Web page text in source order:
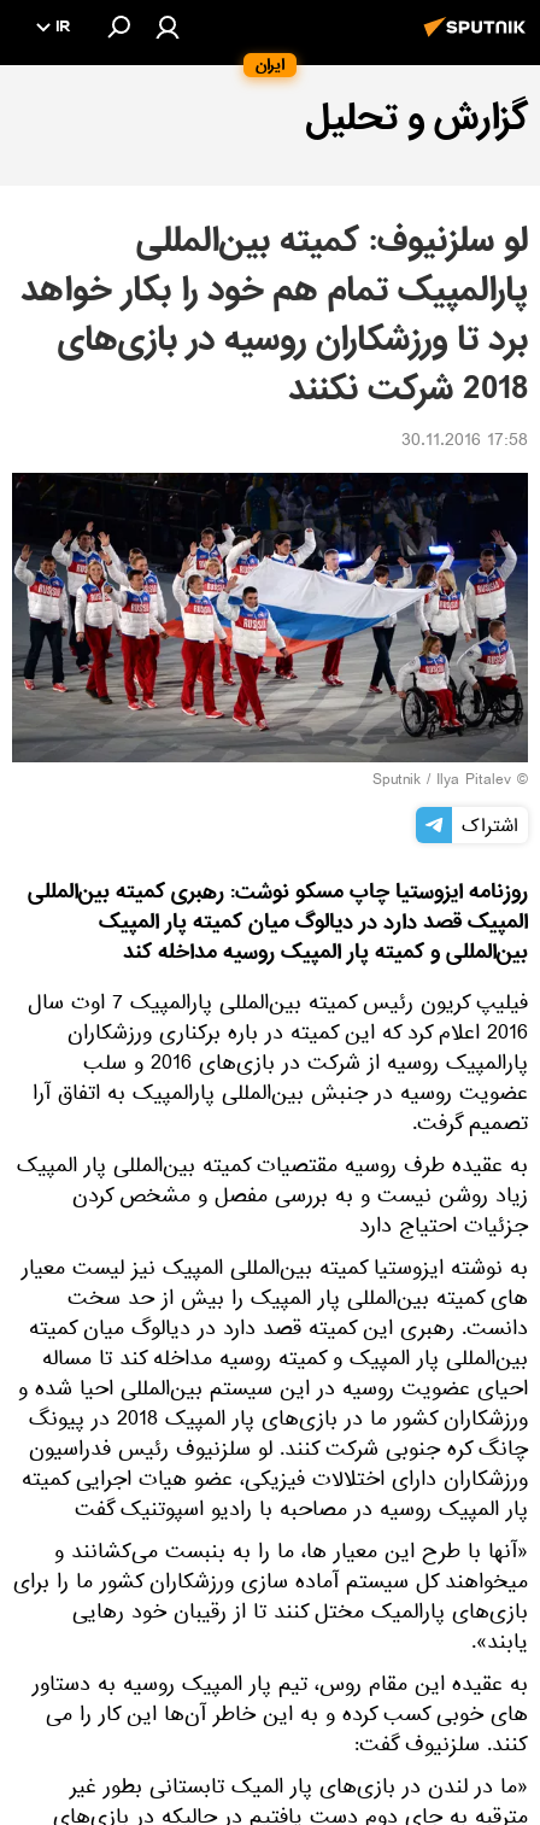
ایران
IR
گزارش و تحلیل
لو سلزنیوف: کمیته بین‌المللی
پارالمپیک تمام هم خود را بکار خواهد
برد تا ورزشکاران روسیه در بازی‌های
2018 شرکت نکنند
17:58 30.11.2016
© Sputnik / Ilya Pitalev
اشتراک
روزنامه ایزوستیا چاپ مسکو نوشت: رهبری کمیته بین‌المللی
المپیک قصد دارد در دیالوگ میان کمیته پار المپیک
بین‌المللی و کمیته پار المپیک روسیه مداخله کند
فیلیپ کریون رئیس کمیته بین‌المللی پارالمپیک 7 اوت سال
2016 اعلام کرد که این کمیته در باره برکناری ورزشکاران
پارالمپیک روسیه از شرکت در بازی‌های 2016 و سلب
عضویت روسیه در جنبش بین‌المللی پارالمپیک به اتفاق آرا
تصمیم گرفت.
به عقیده طرف روسیه مقتصیات کمیته بین‌المللی پار المپیک
زیاد روشن نیست و به بررسی مفصل و مشخص کردن
جزئیات احتیاج دارد
به نوشته ایزوستیا کمیته بین‌المللی المپیک نیز لیست معیار
های کمیته بین‌المللی پار المپیک را بیش از حد سخت
دانست. رهبری این کمیته قصد دارد در دیالوگ میان کمیته
بین‌المللی پار المپیک و کمیته روسیه مداخله کند تا مساله
احیای عضویت روسیه در این سیستم بین‌المللی احیا شده و
ورزشکاران کشور ما در بازی‌های پار المپیک 2018 در پیونگ
چانگ کره جنوبی شرکت کنند. لو سلزنیوف رئیس فدراسیون
ورزشکاران دارای اختلالات فیزیکی، عضو هیات اجرایی کمیته
پار المپیک روسیه در مصاحبه با رادیو اسپوتنیک گفت
«آنها با طرح این معیار ها، ما را به بنبست می‌کشانند و
میخواهند کل سیستم آماده سازی ورزشکاران کشور ما را برای
بازی‌های پارالمیک مختل کنند تا از رقیبان خود رهایی
یابند».
به عقیده این مقام روس، تیم پار المپیک روسیه به دستاور
های خوبی کسب کرده و به این خاطر آن‌ها این کار را می
کنند. سلزنیوف گفت:
«ما در لندن در بازی‌های پار المیک تابستانی بطور غیر